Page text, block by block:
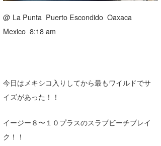
@ La Punta Puerto Escondido Oaxaca
Mexico 8:18 am
今日はメキシコ入りしてから最もワイルドでサ
イズがあった！！
イージー８〜１０プラスのスラブビーチブレイ
ク！！
四国
サーファーズ
ライター/寄稿メディア